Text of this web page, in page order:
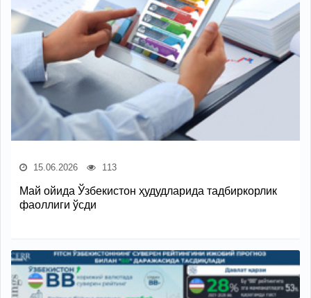
15.06.2026 113
Май ойида Ўзбекистон ҳудудларида тадбиркорлик
фаоллиги ўсди